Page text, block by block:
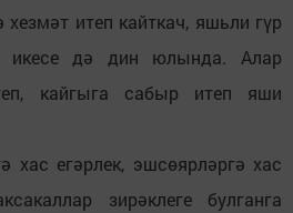
итеп кайткач, яшьли гүр
икесе дә дин юлында. Алар
кайгыга сабыр итеп яши
хас егәрлек, эшсөярләргә хас
зирәклеге булганга